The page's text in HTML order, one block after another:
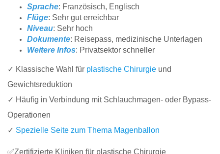
Sprache: Französisch, Englisch
Flüge: Sehr gut erreichbar
Niveau: Sehr hoch
Dokumente: Reisepass, medizinische Unterlagen
Weitere Infos: Privatsektor schneller
✓ Klassische Wahl für plastische Chirurgie und
Gewichtsreduktion
✓ Häufig in Verbindung mit Schlauchmagen- oder Bypass-
Operationen
✓ Spezielle Seite zum Thema Magenballon
✅Zertifizierte Kliniken für plastische Chirurgie